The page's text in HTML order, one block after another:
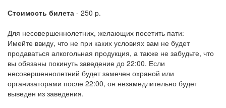
Стоимость билета - 250 р.
Для несовершеннолетних, желающих посетить пати:
Имейте ввиду, что не при каких условиях вам не будет
продаваться алкогольная продукция, а также не забудьте, что
вы обязаны покинуть заведение до 22:00. Если
несовершеннолетний будет замечен охраной или
организаторами после 22:00, он незамедлительно будет
выведен из заведения.